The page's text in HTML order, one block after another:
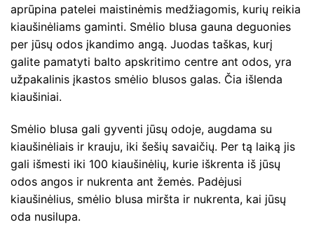
aprūpina patelei maistinėmis medžiagomis, kurių reikia
kiaušinėliams gaminti. Smėlio blusa gauna deguonies
per jūsų odos įkandimo angą. Juodas taškas, kurį
galite pamatyti balto apskritimo centre ant odos, yra
užpakalinis įkastos smėlio blusos galas. Čia išlenda
kiaušiniai.
Smėlio blusa gali gyventi jūsų odoje, augdama su
kiaušinėliais ir krauju, iki šešių savaičių. Per tą laiką jis
gali išmesti iki 100 kiaušinėlių, kurie iškrenta iš jūsų
odos angos ir nukrenta ant žemės. Padėjusi
kiaušinėlius, smėlio blusa miršta ir nukrenta, kai jūsų
oda nusilupa.